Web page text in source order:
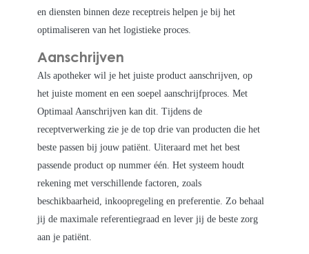
en diensten binnen deze receptreis helpen je bij het
optimaliseren van het logistieke proces.
Aanschrijven
Als apotheker wil je het juiste product aanschrijven, op
het juiste moment en een soepel aanschrijfproces. Met
Optimaal Aanschrijven kan dit. Tijdens de
receptverwerking zie je de top drie van producten die het
beste passen bij jouw patiënt. Uiteraard met het best
passende product op nummer één. Het systeem houdt
rekening met verschillende factoren, zoals
beschikbaarheid, inkoopregeling en preferentie. Zo behaal
jij de maximale referentiegraad en lever jij de beste zorg
aan je patiënt.